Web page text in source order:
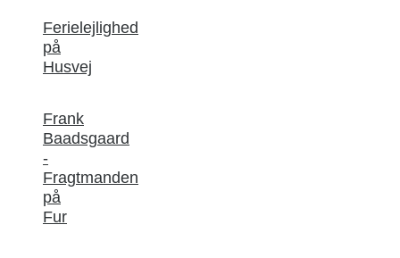
Ferielejlighed
på
Husvej
Frank
Baadsgaard
-
Fragtmanden
på
Fur